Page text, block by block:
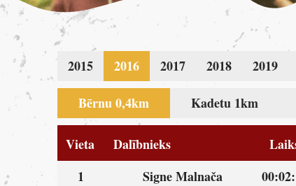
2015 2016 2017 2018 2019
Bērnu 0,4km Kadetu 1km
Vieta Dalībnieks
1
Signe Malnača